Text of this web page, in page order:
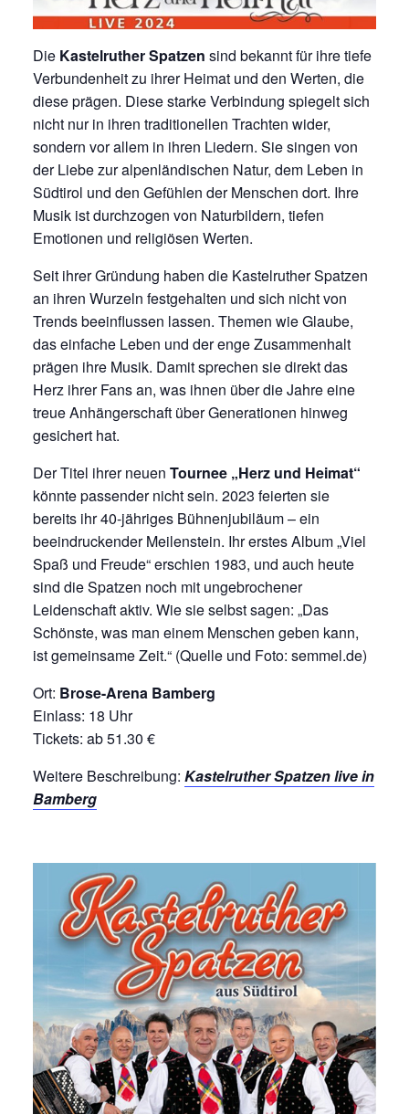
Die Kastelruther Spatzen sind bekannt für ihre tiefe
Verbundenheit zu ihrer Heimat und den Werten, die
diese prägen. Diese starke Verbindung spiegelt sich
nicht nur in ihren traditionellen Trachten wider,
sondern vor allem in ihren Liedern. Sie singen von
der Liebe zur alpenländischen Natur, dem Leben in
Südtirol und den Gefühlen der Menschen dort. Ihre
Musik ist durchzogen von Naturbildern, tiefen
Emotionen und religiösen Werten.
Seit ihrer Gründung haben die Kastelruther Spatzen
an ihren Wurzeln festgehalten und sich nicht von
Trends beeinflussen lassen. Themen wie Glaube,
das einfache Leben und der enge Zusammenhalt
prägen ihre Musik. Damit sprechen sie direkt das
Herz ihrer Fans an, was ihnen über die Jahre eine
treue Anhängerschaft über Generationen hinweg
gesichert hat.
Der Titel ihrer neuen Tournee „Herz und Heimat“
könnte passender nicht sein. 2023 feierten sie
bereits ihr 40-jähriges Bühnenjubiläum – ein
beeindruckender Meilenstein. Ihr erstes Album „Viel
Spaß und Freude“ erschien 1983, und auch heute
sind die Spatzen noch mit ungebrochener
Leidenschaft aktiv. Wie sie selbst sagen: „Das
Schönste, was man einem Menschen geben kann,
ist gemeinsame Zeit.“ (Quelle und Foto: semmel.de)
Ort: Brose-Arena Bamberg
Einlass: 18 Uhr
Tickets: ab 51.30 €
Weitere Beschreibung: Kastelruther Spatzen live in
Bamberg